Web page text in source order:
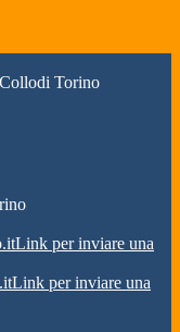
Torino
Link per inviare una
Link per inviare una